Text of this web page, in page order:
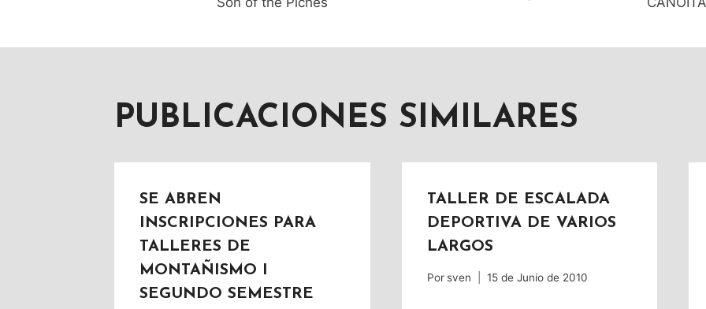
PUBLICACIONES SIMILARES
SE ABREN
INSCRIPCIONES PARA
TALLERES DE
MONTAÑISMO I
SEGUNDO SEMESTRE
TALLER DE ESCALADA
DEPORTIVA DE VARIOS
LARGOS
Por sven 15 de Junio de 2010